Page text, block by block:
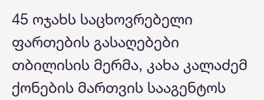
45 ოჯახს საცხოვრებელი
ფართების გასაღებები
თბილისის მერმა, კახა კალაძემ
ქონების მართვის სააგენტოს